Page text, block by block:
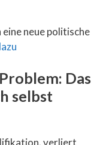
neue politische
Das
selbst
verliert